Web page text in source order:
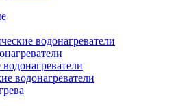
водонагреватели
водонагреватели